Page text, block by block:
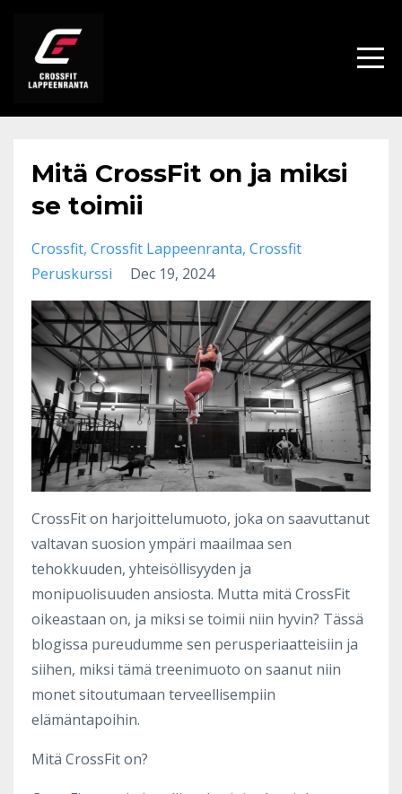
Mitä CrossFit on ja miksi
se toimii
Crossfit Crossfit Lappeenranta Crossfit
Peruskurssi
Dec 19, 2024
CrossFit on harjoittelumuoto, joka on saavuttanut
valtavan suosion ympäri maailmaa sen
tehokkuuden, yhteisöllisyyden ja
monipuolisuuden ansiosta. Mutta mitä CrossFit
oikeastaan on, ja miksi se toimii niin hyvin? Tässä
blogissa pureudumme sen perusperiaatteisiin ja
siihen, miksi tämä treenimuoto on saanut niin
monet sitoutumaan terveellisempiin
elämäntapoihin.
Mitä CrossFit on?